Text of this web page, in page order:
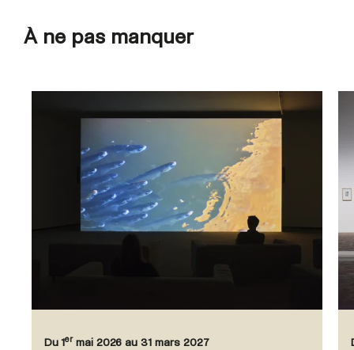
À ne pas manquer
Du 1er mai 2026 au 31 mars 2027